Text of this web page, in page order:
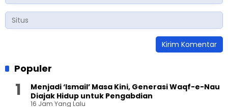
Populer
Menjadi ‘Ismail’ Masa Kini, Generasi Waqf-e-Nau
Diajak Hidup untuk Pengabdian
16 Jam Yang Lalu